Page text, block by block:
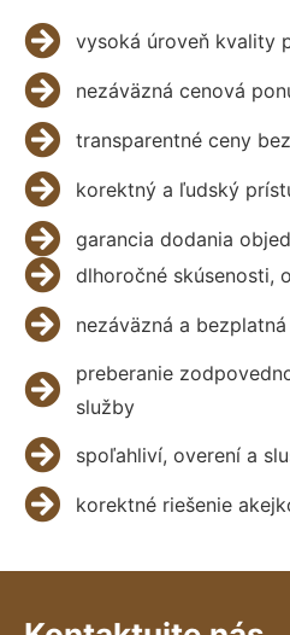
vysoká úroveň kvality
nezáväzná cenová
transparentné ceny
korektný a ľudský
garancia dodania
dlhoročné skúsenosti,
nezáväzná a
preberanie
služby
spoľahliví, overení a
korektné riešenie